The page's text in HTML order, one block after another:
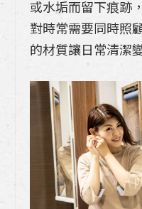
或水垢而留下痕跡，
對時常需要同時照
的材質讓日常清潔